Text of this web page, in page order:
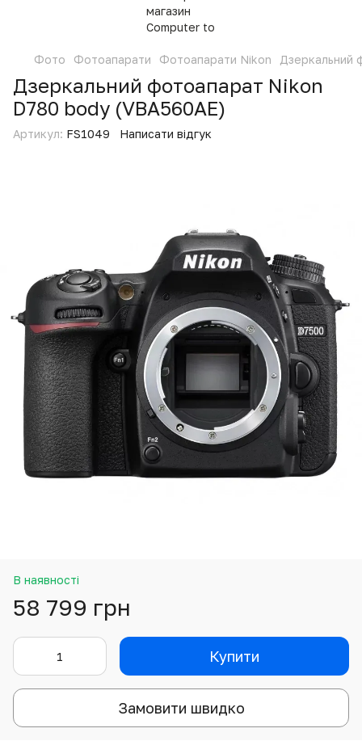
Фото Фотоапарати Фотоапарати Nikon Дзеркальний
Дзеркальний фотоапарат Nikon
D780 body (VBA560AE)
Артикул: FS1049 Написати відгук
В наявності
58 799 грн
Купити
Замовити швидко